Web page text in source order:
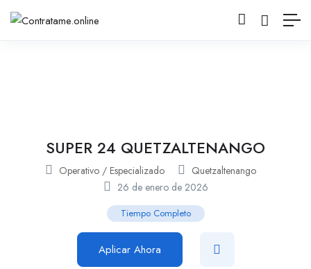
SUPER 24 QUETZALTENANGO
Operativo / Especializado
Quetzaltenango
26 de enero de 2026
Tiempo Completo
Aplicar Ahora